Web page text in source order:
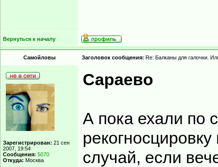
Вернуться к началу
Самойловы Заголовок сообщения: Re: Балканы для галочки.
Зарегистрирован: 21 сен
2007, 19:54
Сообщения: 5070
Откуда: Москва
Сараево
А пока ехали по
случай, если